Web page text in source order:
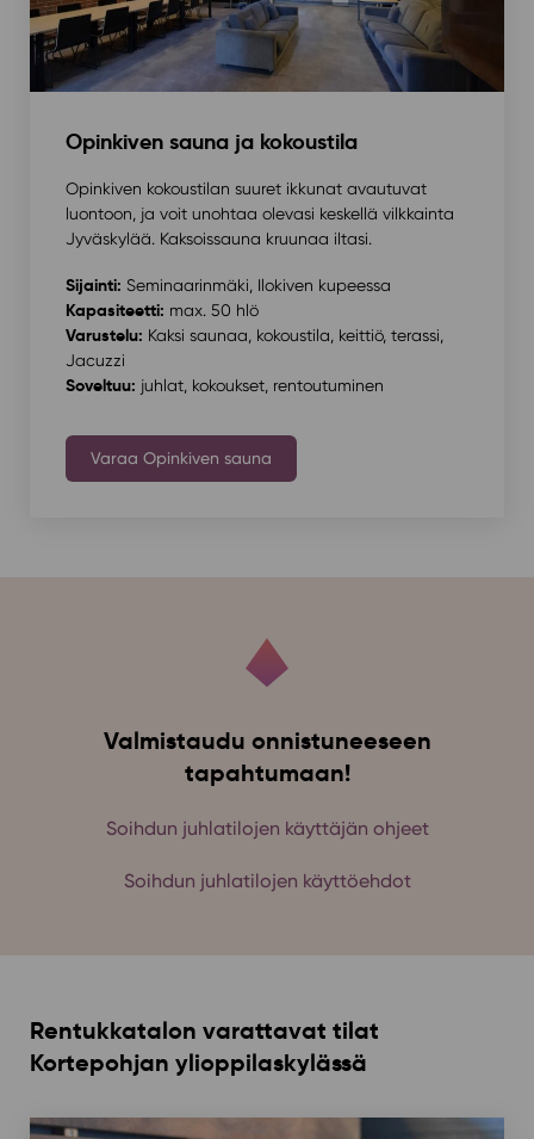
Opinkiven sauna ja kokoustila
Opinkiven kokoustilan suuret ikkunat avautuvat
luontoon, ja voit unohtaa olevasi keskellä vilkkainta
Jyväskylää. Kaksoissauna kruunaa iltasi.
Sijainti: Seminaarinmäki, Ilokiven kupeessa
Kapasiteetti: max. 50 hlö
Varustelu: Kaksi saunaa, kokoustila, keittiö, terassi,
Jacuzzi
Soveltuu: juhlat, kokoukset, rentoutuminen
Varaa Opinkiven sauna
Valmistaudu onnistuneeseen
tapahtumaan!
Soihdun juhlatilojen käyttäjän ohjeet
Soihdun juhlatilojen käyttöehdot
Rentukkatalon varattavat tilat
Kortepohjan ylioppilaskylässä